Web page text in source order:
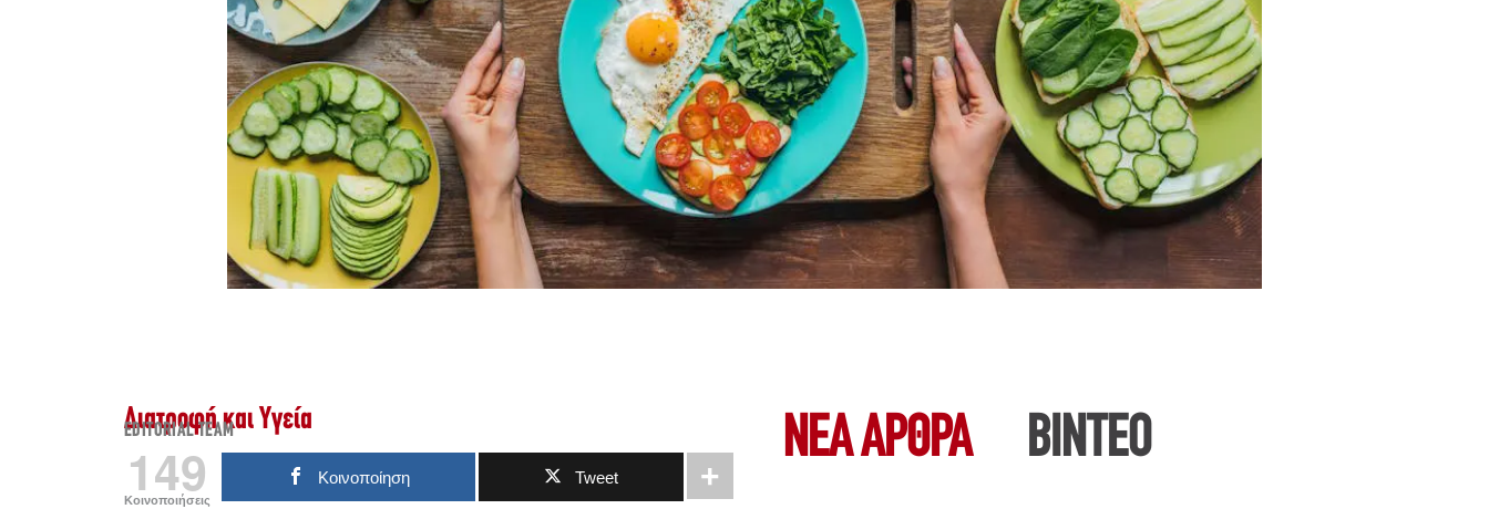
Διατροφή και Υγεία
EDITORIAL TEAM
149
Κοινοποιήσεις
Κοινοποίηση Tweet
ΝΕΑ ΆΡΘΡΑ ΒΙΝΤΕΟ